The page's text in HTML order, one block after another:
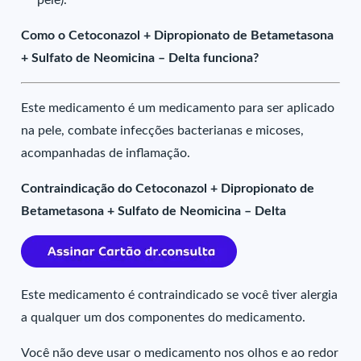
Como o Cetoconazol + Dipropionato de Betametasona
+ Sulfato de Neomicina – Delta funciona?
Este medicamento é um medicamento para ser aplicado
na pele, combate infecções bacterianas e micoses,
acompanhadas de inflamação.
Contraindicação do Cetoconazol + Dipropionato de
Betametasona + Sulfato de Neomicina – Delta
Este medicamento é contraindicado se você tiver alergia
a qualquer um dos componentes do medicamento.
Você não deve usar o medicamento nos olhos e ao redor